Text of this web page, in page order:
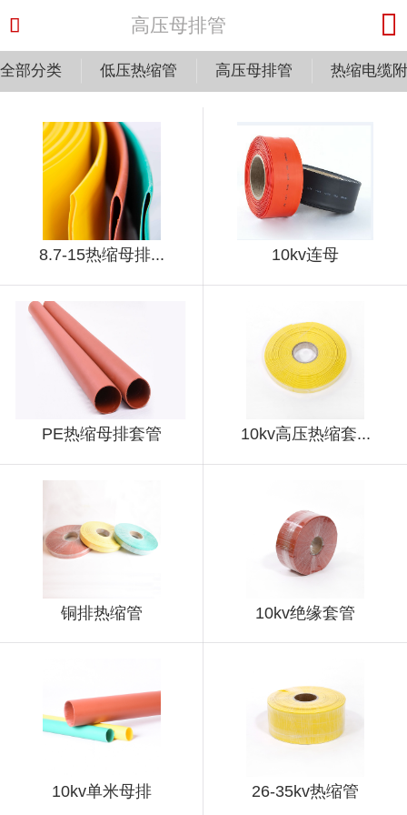
 高压母排管 
全部分类 低压热缩管 高压母排管 热缩电缆
8.7-15热缩母排... 10kv连母
PE热缩母排套管 10kv高压热缩套...
铜排热缩管 10kv绝缘套管
10kv单米母排 26-35kv热缩管